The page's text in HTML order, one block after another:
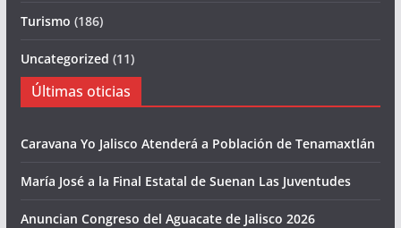
Turismo (186)
Uncategorized (11)
Últimas oticias
Caravana Yo Jalisco Atenderá a Población de Tenamaxtlán
María José a la Final Estatal de Suenan Las Juventudes
Anuncian Congreso del Aguacate de Jalisco 2026